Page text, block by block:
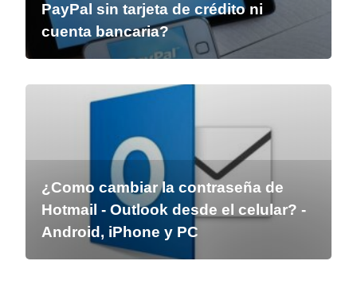
PayPal sin tarjeta de crédito ni
cuenta bancaria?
¿Como cambiar la contraseña de
Hotmail - Outlook desde el celular? -
Android, iPhone y PC